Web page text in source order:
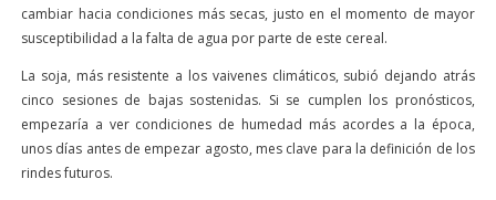
cambiar hacia condiciones más secas, justo en el momento de mayor
susceptibilidad a la falta de agua por parte de este cereal.
La soja, más resistente a los vaivenes climáticos, subió dejando atrás
cinco sesiones de bajas sostenidas. Si se cumplen los pronósticos,
empezaría a ver condiciones de humedad más acordes a la época,
unos días antes de empezar agosto, mes clave para la definición de los
rindes futuros.